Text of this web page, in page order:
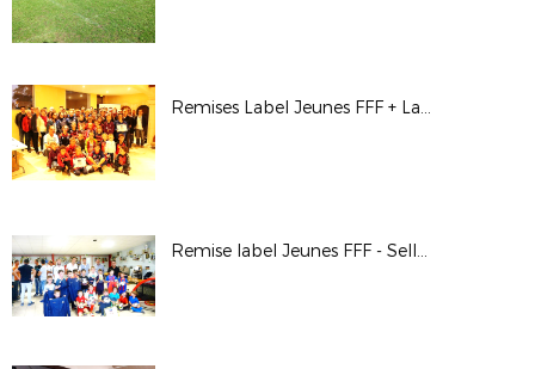
Remises Label Jeunes FFF + Label École Féminine de Football - A.S. Chouzy/Onzain - 2 octobre 2017
Remise label Jeunes FFF - Selles-St-Denis - 29 septembre 2017